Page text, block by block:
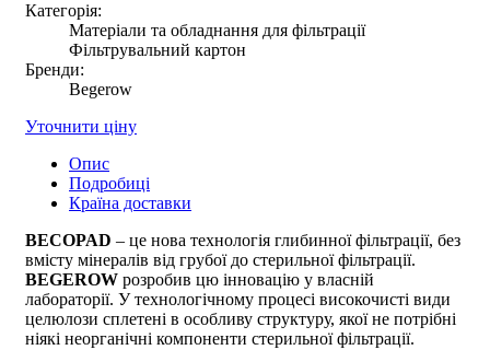
Категорія:
Матеріали та обладнання для фільтрації
Фільтрувальний картон
Бренди:
Begerow
Уточнити ціну
Опис
Подробиці
Країна доставки
BECOPAD – це нова технологія глибинної фільтрації, без
вмісту мінералів від грубої до стерильної фільтрації.
BEGEROW розробив цю інновацію у власній
лабораторії. У технологічному процесі високочисті види
целюлози сплетені в особливу структуру, якої не потрібні
ніякі неорганічні компоненти стерильної фільтрації.